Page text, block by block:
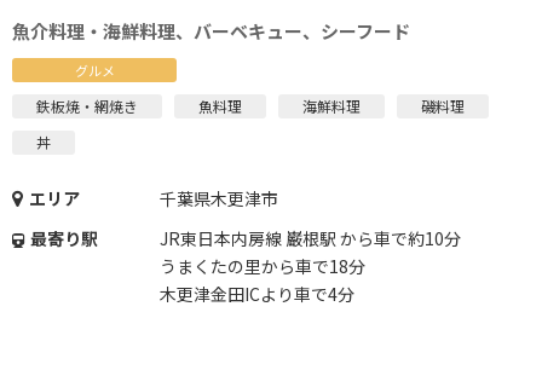
魚介料理・海鮮料理、バーベキュー、シーフード
グルメ
鉄板焼・網焼き 魚料理 海鮮料理
磯料理
丼
エリア
千葉県木更津市
最寄り駅
JR東日本内房線 巌根駅 から車で約10分
うまくたの里から車で18分
木更津金田ICより車で4分